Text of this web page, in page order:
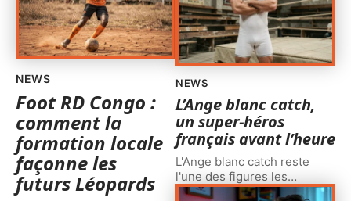
NEWS
Foot RD Congo :
comment la
formation locale
façonne les
futurs Léopards
NEWS
L’Ange blanc catch,
un super-héros
français avant l’heure
L'Ange blanc catch reste
l'une des figures les…